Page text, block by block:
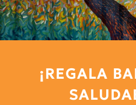
¡REGALA